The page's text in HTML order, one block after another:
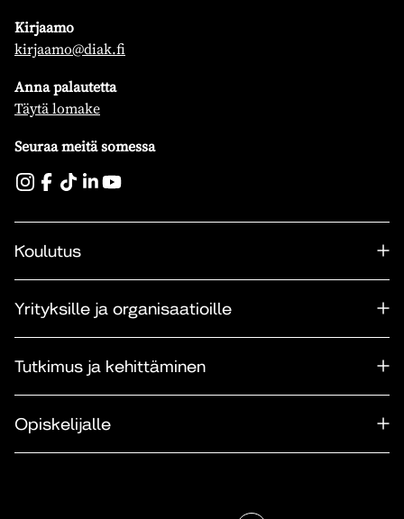
Kirjaamo
kirjaamo@diak.fi
Anna palautetta
Täytä lomake
Seuraa meitä somessa
Koulutus
Yrityksille ja organisaatioille
Tutkimus ja kehittäminen
Opiskelijalle